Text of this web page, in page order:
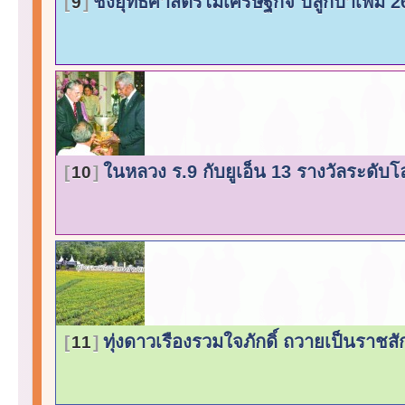
10 ในหลวง ร.9 กับยูเอ็น 13 รางวัลระดับ
11 ทุ่งดาวเรืองรวมใจภักดิ์ ถวายเป็นราช